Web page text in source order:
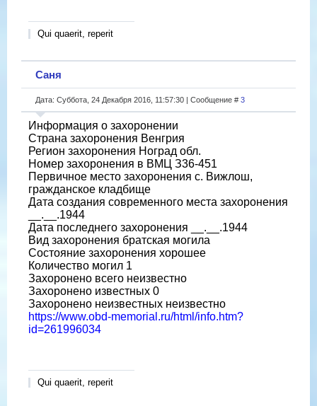
Qui quaerit, reperit
Саня
Дата: Суббота, 24 Декабря 2016, 11:57:30 | Сообщение # 3
Информация о захоронении
Страна захоронения Венгрия
Регион захоронения Ноград обл.
Номер захоронения в ВМЦ З36-451
Первичное место захоронения с. Вижлош,
гражданское кладбище
Дата создания современного места захоронения
__.__.1944
Дата последнего захоронения __.__.1944
Вид захоронения братская могила
Состояние захоронения хорошее
Количество могил 1
Захоронено всего неизвестно
Захоронено известных 0
Захоронено неизвестных неизвестно
https://www.obd-memorial.ru/html/info.htm?
id=261996034
Qui quaerit, reperit